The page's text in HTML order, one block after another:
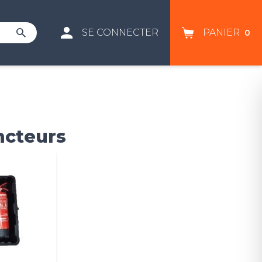
SE CONNECTER PANIER 0